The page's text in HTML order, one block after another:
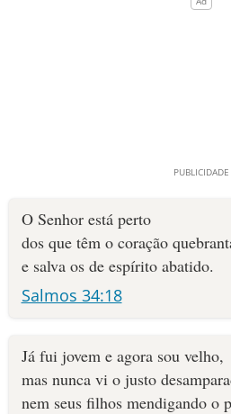
O Senhor está perto
dos que têm o coração
e salva os de espírito abatido.
Salmos 34:18
Já fui jovem e agora sou velho,
mas nunca vi o justo
nem seus filhos mendigando o